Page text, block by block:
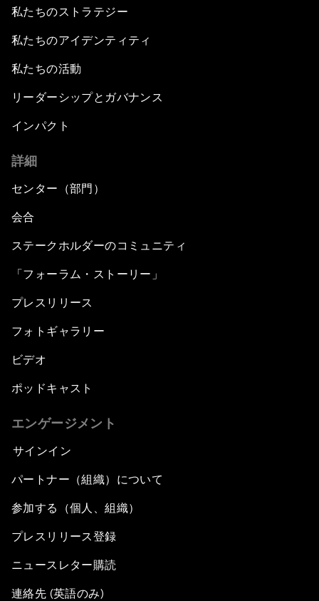
私たちのストラテジー
私たちのアイデンティティ
私たちの活動
リーダーシップとガバナンス
インパクト
詳細
センター（部門）
会合
ステークホルダーのコミュニティ
「フォーラム・ストーリー」
プレスリリース
フォトギャラリー
ビデオ
ポッドキャスト
エンゲージメント
サインイン
パートナー（組織）について
参加する（個人、組織）
プレスリリース登録
ニュースレター購読
連絡先 (英語のみ)